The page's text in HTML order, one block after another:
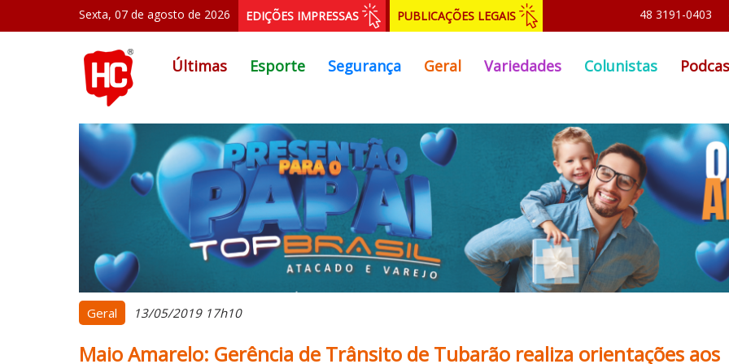
Sexta, 07 de agosto de 2026 EDIÇÕES IMPRESSAS PUBLICAÇÕES LEGAIS 48 3191-0403
Últimas Esporte Segurança Geral Variedades Colunistas
Geral 13/05/2019 17h10
Maio Amarelo: Gerência de Trânsito de Tubarão realiza orientações aos